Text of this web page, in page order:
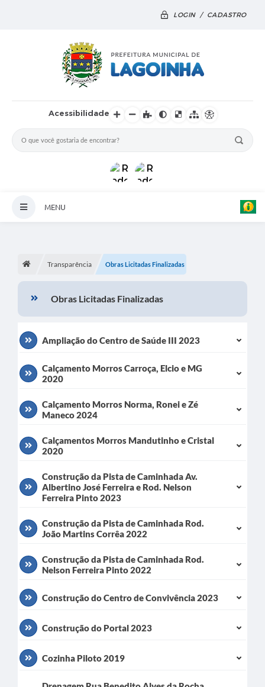
LOGIN / CADASTRO
Acessibilidade
MENU
Turismo
Secretarias
Multimídia
Contato
Formulário Elaboração LOA 2021
FISCAL
Setores Públicos – Telefones
A Nossa Cidade
Galeria de Fotos
Arquivos para Download
A Prefeitura
Carta de Serviços
Transparência Obras Licitadas Finalizadas
Obras Licitadas Finalizadas
Ampliação do Centro de Saúde III 2023
Calçamento Morros Carroça, Elcio e MG
2020
Calçamento Morros Norma, Ronei e Zé
Maneco 2024
Calçamentos Morros Mandutinho e Cristal
2020
Construção da Pista de Caminhada Av.
Albertino José Ferreira e Rod. Nelson
Ferreira Pinto 2023
Construção da Pista de Caminhada Rod.
João Martins Corrêa 2022
Construção da Pista de Caminhada Rod.
Nelson Ferreira Pinto 2022
Construção do Centro de Convivência 2023
Construção do Portal 2023
Cozinha Piloto 2019